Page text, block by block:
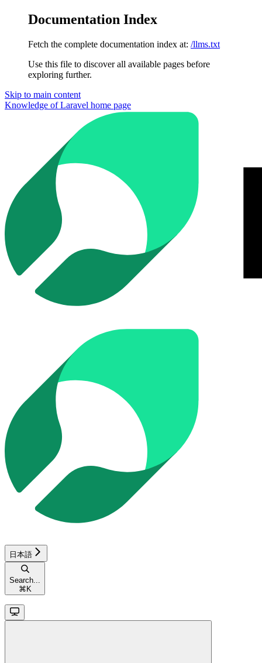
Documentation Index
Fetch the complete documentation index at: /llms.txt
Use this file to discover all available pages before
exploring further.
Skip to main content
Knowledge of Laravel home page
日本語
Search...
⌘ K